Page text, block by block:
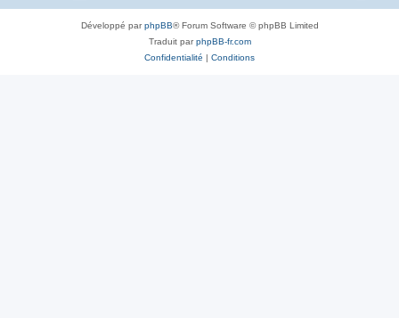
Développé parphpBB® Forum Software © phpBB Limited
Traduit parphpBB-fr.com
Confidentialité | Conditions